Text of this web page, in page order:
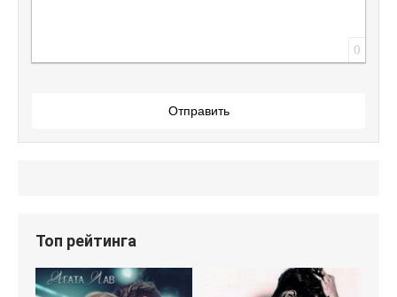
0
Отправить
Топ рейтинга